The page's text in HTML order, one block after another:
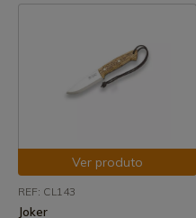
Ver produto
REF: CL143
Joker